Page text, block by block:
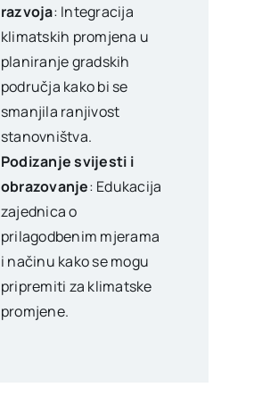
razvoja: Integracija
klimatskih promjena u
planiranje gradskih
područja kako bi se
smanjila ranjivost
stanovništva.
Podizanje svijesti i
obrazovanje: Edukacija
zajednica o
prilagodbenim mjerama
i načinu kako se mogu
pripremiti za klimatske
promjene.